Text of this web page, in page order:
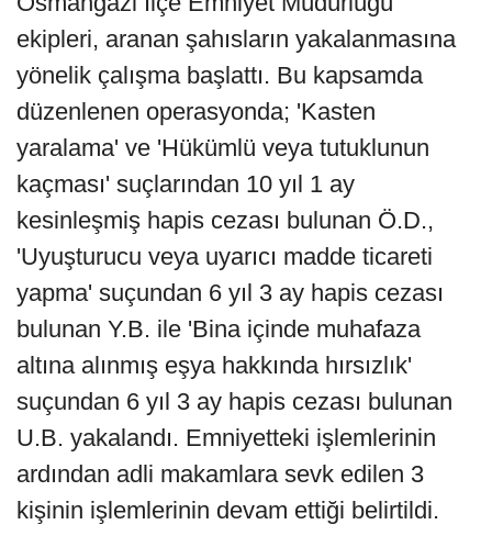
ekipleri, aranan şahısların yakalanmasına
yönelik çalışma başlattı. Bu kapsamda
düzenlenen operasyonda; 'Kasten
yaralama' ve 'Hükümlü veya tutuklunun
kaçması' suçlarından 10 yıl 1 ay
kesinleşmiş hapis cezası bulunan Ö.D.,
'Uyuşturucu veya uyarıcı madde ticareti
yapma' suçundan 6 yıl 3 ay hapis cezası
bulunan Y.B. ile 'Bina içinde muhafaza
altına alınmış eşya hakkında hırsızlık'
suçundan 6 yıl 3 ay hapis cezası bulunan
U.B. yakalandı. Emniyetteki işlemlerinin
ardından adli makamlara sevk edilen 3
kişinin işlemlerinin devam ettiği belirtildi.